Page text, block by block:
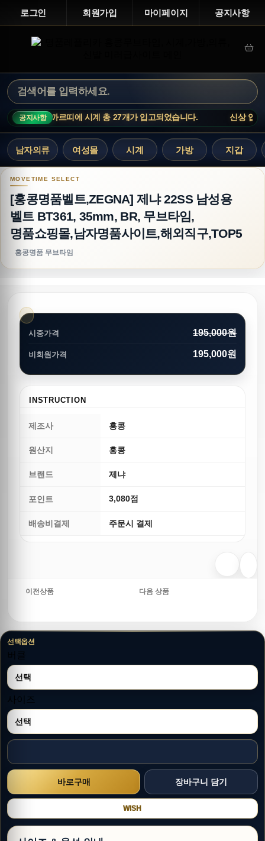
로그인 회원가입 마이페이지 공지사항
공지사항
업데이트 : 까르띠에 시계 총 27개가 입고되었습니다. 신상 업데
남자의류 여성몰 시계 가방 지갑
[홍콩명품벨트,ZEGNA] 제냐 22SS 남성용 벨트
[홍콩명품벨트,ZEGNA] 제냐 22SS 남성용
벨트 BT361, 35mm, BR, 무브타임,
명품쇼핑몰,남자명품사이트,해외직구,TOP5
홍콩명품 무브타임
시중가격 195,000원
비회원가격 195,000원
INSTRUCTION
제조사 홍콩
원산지 홍콩
브랜드 제냐
포인트 3,080점
배송비결제 주문시 결제
이전상품 다음 상품
선택옵션
버클
사이즈
WISH